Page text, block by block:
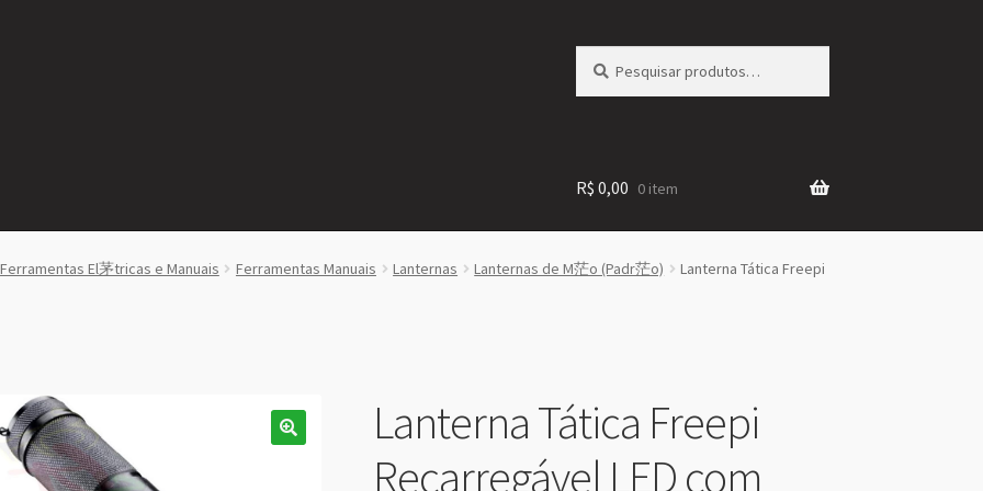
por:
R$ 0,00 0 item
Ferramentas El茅tricas e Manuais Ferramentas Manuais Lanternas Lanternas de M茫o (Padr茫o)
Lanterna Tática Freepi
Lanterna Tática Freepi
Recarregável LED com